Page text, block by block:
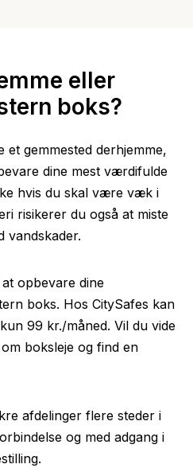
eller
boks?
gemmested derhjemme,
dine mest værdifulde
hvis du skal være væk i
risikerer du også at miste
vandskader.
opbevare dine
boks. Hos CitySafes kan
99 kr./måned. Vil du vide
boksleje og find en
afdelinger flere steder i
og med adgang i